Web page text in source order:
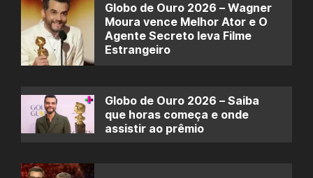
Globo de Ouro 2026 – Wagner
Moura vence Melhor Ator e O
Agente Secreto leva Filme
Estrangeiro
Globo de Ouro 2026 – Saiba
que horas começa e onde
assistir ao prêmio